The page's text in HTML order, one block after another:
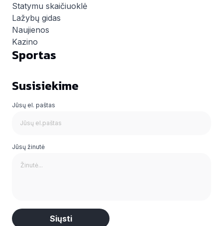
Statymu skaičiuoklė
Lažybų gidas
Naujienos
Kazino
Sportas
Susisiekime
Jūsų el. paštas
Jūsų žinutė